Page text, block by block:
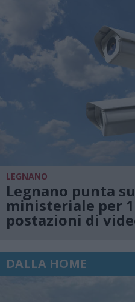
LEGNANO
Legnano punta
ministeriale per
postazioni di
DALLA HOME